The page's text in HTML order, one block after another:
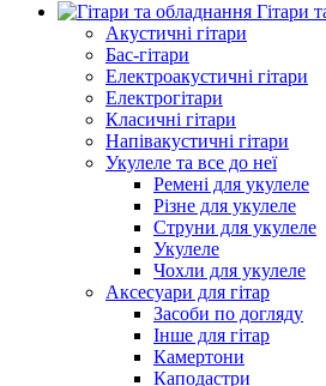
Гітари
Акустичні гітари
Бас-гітари
Електроакустичні гітари
Електрогітари
Класичні гітари
Напівакустичні гітари
Укулеле та все до неї
Ремені для укулеле
Різне для укулеле
Струни для укулеле
Укулеле
Чохли для укулеле
Аксесуари для гітар
Засоби по догляду
Інше для гітар
Камертони
Каподастри